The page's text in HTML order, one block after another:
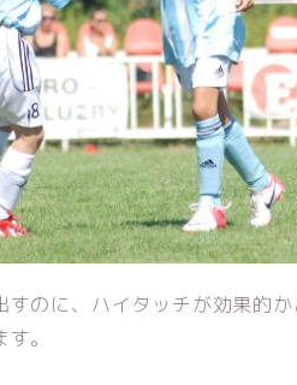
のに、ハイタッチが効果的
。